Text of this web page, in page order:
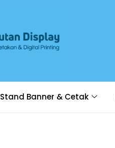
Stand Banner & Cetak